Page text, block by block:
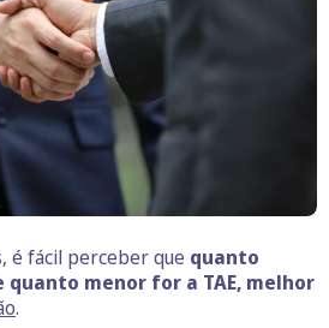
é fácil perceber que quanto
menor for a TAE, melhor
.